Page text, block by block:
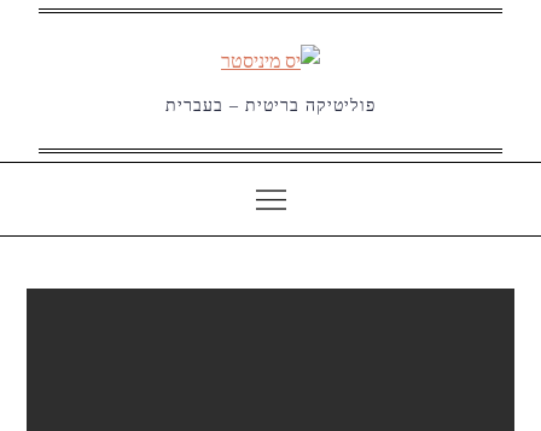
פוליטיקה בריטית – בעברית